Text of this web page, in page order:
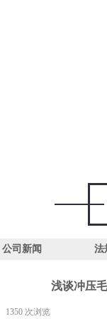
公司新闻 法
浅谈冲压
1350 次浏览